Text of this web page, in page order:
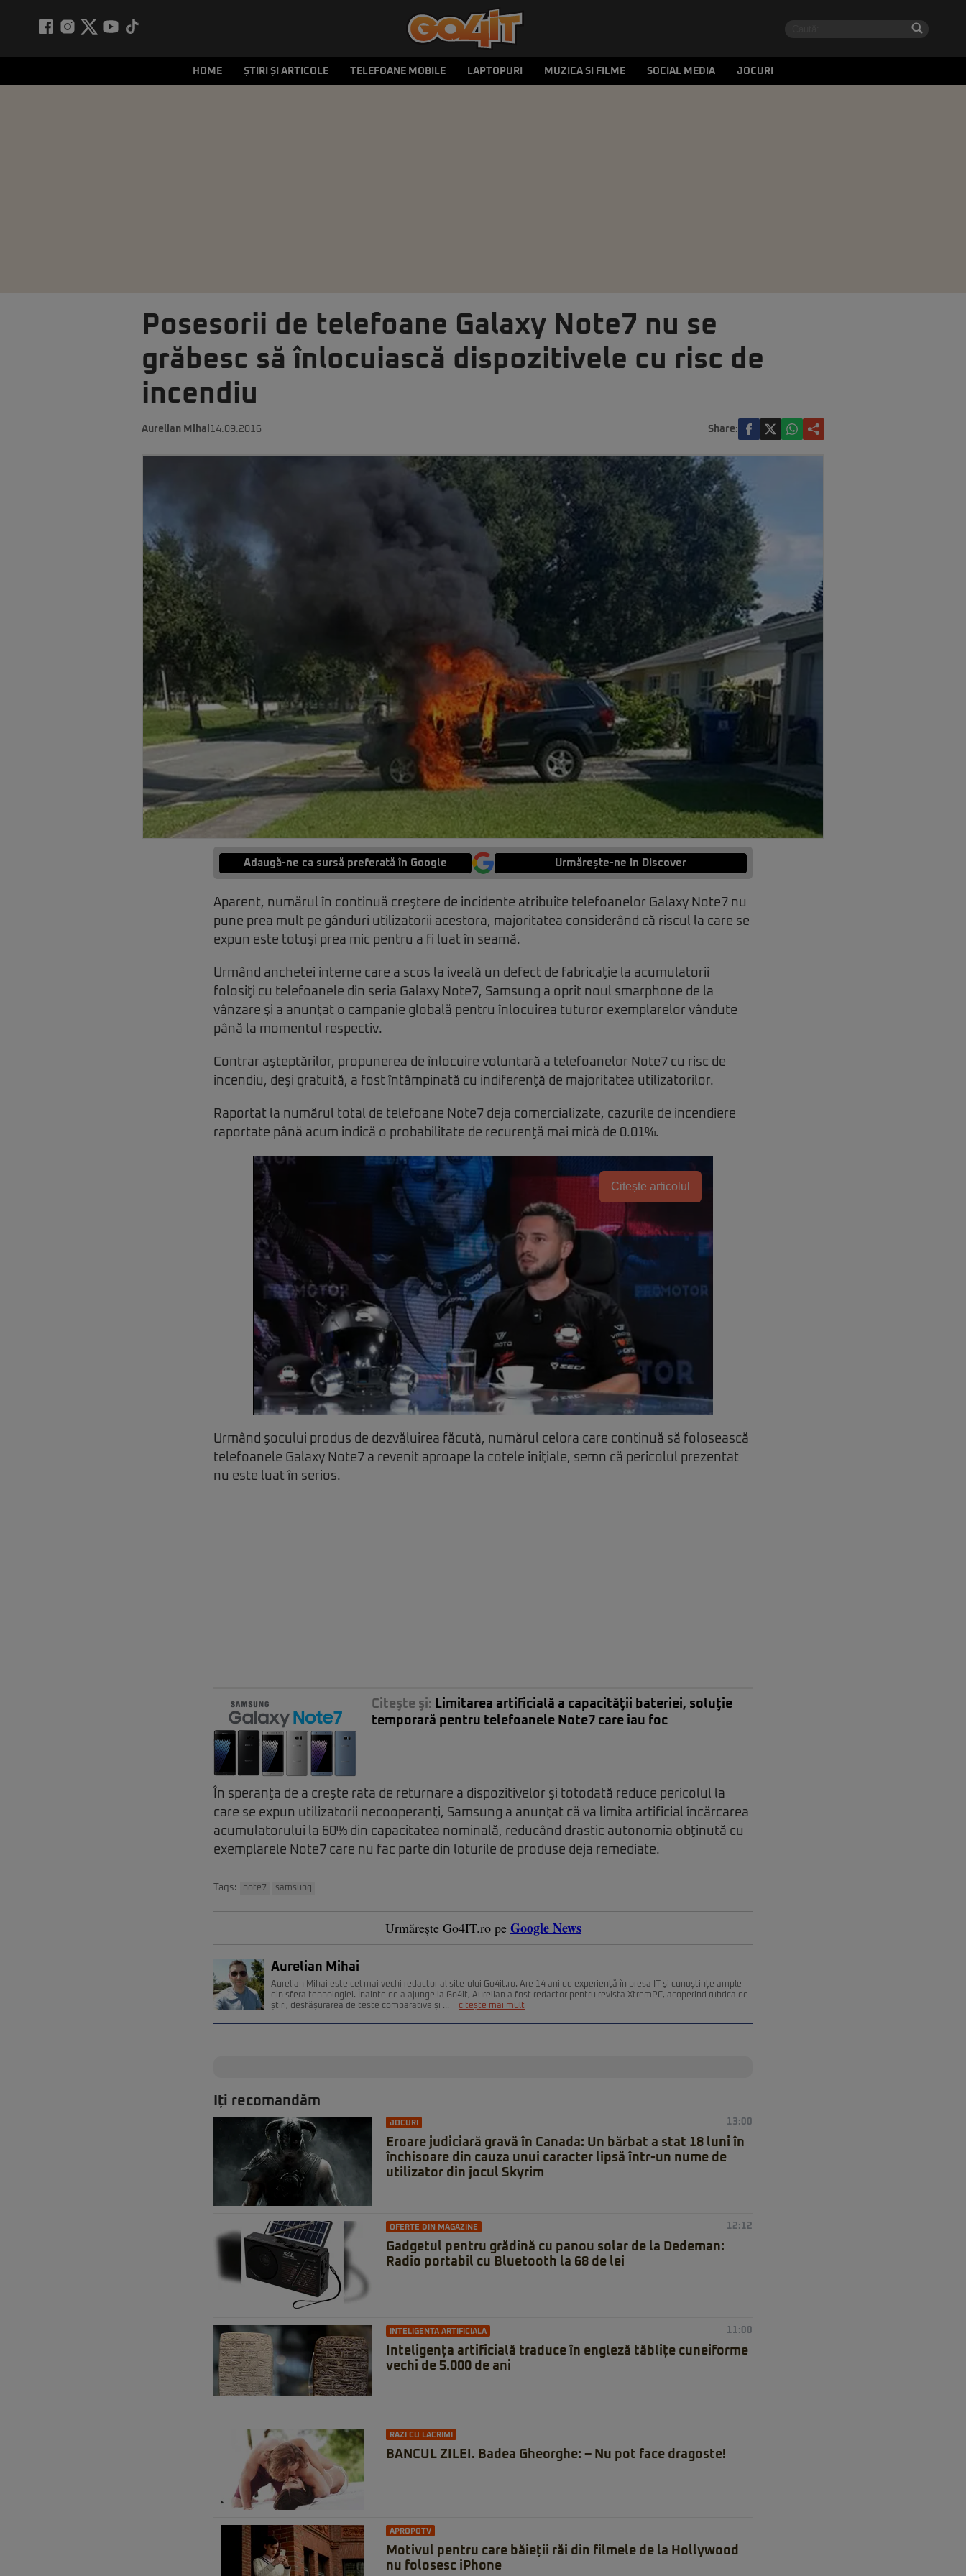
HOME ȘTIRI ȘI ARTICOLE TELEFOANE MOBILE LAPTOPURI MUZICA SI FILME SOCIAL MEDIA JOCURI
Posesorii de telefoane Galaxy Note7 nu se
grăbesc să înlocuiască dispozitivele cu risc de
incendiu
Aurelian Mihai14.09.2016 Share:
Adaugă-ne ca sursă preferată în Google Urmărește-ne in Discover
Aparent, numărul în continuă creştere de incidente atribuite telefoanelor Galaxy Note7 nu
pune prea mult pe gânduri utilizatorii acestora, majoritatea considerând că riscul la care se
expun este totuşi prea mic pentru a fi luat în seamă.
Urmând anchetei interne care a scos la iveală un defect de fabricaţie la acumulatorii
folosiţi cu telefoanele din seria Galaxy Note7, Samsung a oprit noul smarphone de la
vânzare şi a anunţat o campanie globală pentru înlocuirea tuturor exemplarelor vândute
până la momentul respectiv.
Contrar aşteptărilor, propunerea de înlocuire voluntară a telefoanelor Note7 cu risc de
incendiu, deşi gratuită, a fost întâmpinată cu indiferenţă de majoritatea utilizatorilor.
Raportat la numărul total de telefoane Note7 deja comercializate, cazurile de incendiere
raportate până acum indică o probabilitate de recurenţă mai mică de 0.01%.
Citește articolul
Urmând şocului produs de dezvăluirea făcută, numărul celora care continuă să folosească
telefoanele Galaxy Note7 a revenit aproape la cotele iniţiale, semn că pericolul prezentat
nu este luat în serios.
Citeşte şi: Limitarea artificială a capacităţii bateriei, soluţie
temporară pentru telefoanele Note7 care iau foc
În speranţa de a creşte rata de returnare a dispozitivelor şi totodată reduce pericolul la
care se expun utilizatorii necooperanţi, Samsung a anunţat că va limita artificial încărcarea
acumulatorului la 60% din capacitatea nominală, reducând drastic autonomia obţinută cu
exemplarele Note7 care nu fac parte din loturile de produse deja remediate.
Tags: note7 samsung
Urmărește Go4IT.ro pe Google News
Aurelian Mihai
Aurelian Mihai este cel mai vechi redactor al site-ului Go4it.ro. Are 14 ani de experienţă în presa IT şi cunoștințe ample
din sfera tehnologiei. Înainte de a ajunge la Go4it, Aurelian a fost redactor pentru revista XtremPC, acoperind rubrica de
știri, desfășurarea de teste comparative și ...
citește mai mult
Iți recomandăm
JOCURI 13:00
Eroare judiciară gravă în Canada: Un bărbat a stat 18 luni în
închisoare din cauza unui caracter lipsă într-un nume de
utilizator din jocul Skyrim
OFERTE DIN MAGAZINE 12:12
Gadgetul pentru grădină cu panou solar de la Dedeman:
Radio portabil cu Bluetooth la 68 de lei
INTELIGENTA ARTIFICIALA 11:00
Inteligența artificială traduce în engleză tăblițe cuneiforme
vechi de 5.000 de ani
RAZI CU LACRIMI
BANCUL ZILEI. Badea Gheorghe: – Nu pot face dragoste!
APROPOTV
Motivul pentru care băieții răi din filmele de la Hollywood
nu folosesc iPhone